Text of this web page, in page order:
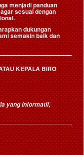
menjadi panduan
sesuai dengan
dukungan
semakin baik dan
KEPALA BIRO
yang informatif,